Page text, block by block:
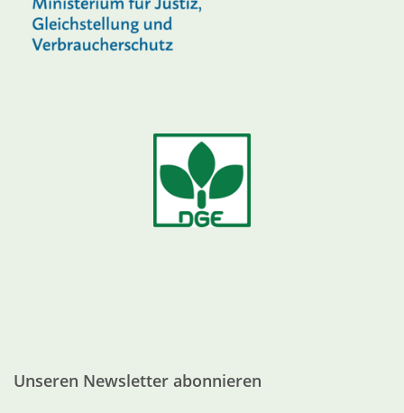
Unseren Newsletter abonnieren